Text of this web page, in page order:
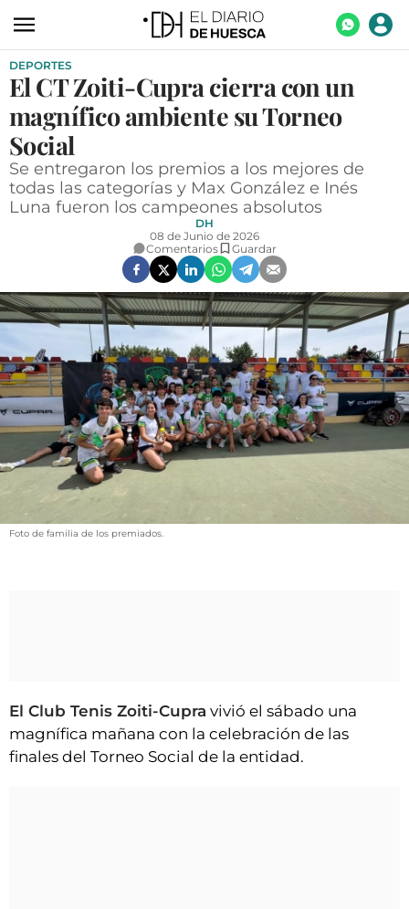
ACTUALIDAD
ECONOMÍA
TECNOLOGÍA
TURISMO
AGROALIMENTACIÓN
SOCIEDAD
GALERÍAS
VÍDEOS
CONTACTAR
AGENDA
CARTELERA
INICIAR SESIÓN
DEPORTES
El CT Zoiti-Cupra cierra con un
magnífico ambiente su Torneo
Social
Se entregaron los premios a los mejores de
todas las categorías y Max González e Inés
Luna fueron los campeones absolutos
DH
08 de Junio de 2026
Comentarios
Guardar
Foto de familia de los premiados.
El Club Tenis Zoiti-Cupra vivió el sábado una
magnífica mañana con la celebración de las
finales del Torneo Social de la entidad.